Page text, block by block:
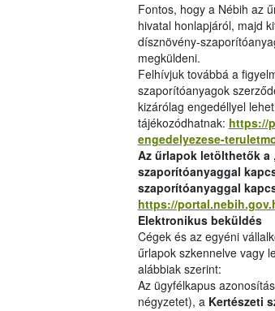
Fontos, hogy a Nébih az
hivatal honlapjáról, majd
dísznövény-
megküldeni.
Felhívjuk továbbá a
szaporítóanyagok
kizárólag engedéllyel
tájékozódhatnak: https://
engedelyezese-
Az űrlapok letölthetők a
szaporítóanyaggal
szaporítóanyaggal
https://
Elektronikus beküldés
Cégek és az egyéni
űrlapok szkennelve vagy
alábbiak szerint:
Az ügyfélkapus
négyzetet), a Kertészeti